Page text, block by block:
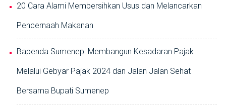
20 Cara Alami Membersihkan Usus dan Melancarkan
Pencernaah Makanan
Bapenda Sumenep: Membangun Kesadaran Pajak
Melalui Gebyar Pajak 2024 dan Jalan Jalan Sehat
Bersama Bupati Sumenep